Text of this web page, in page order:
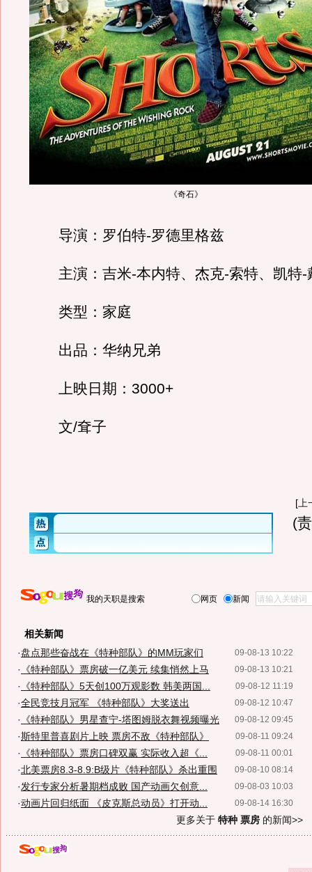
《奇石》
导演：罗伯特-罗德里格兹
主演：吉米-本内特、杰克-索特、凯特-
类型：家庭
出品：华纳兄弟
上映日期：3000+
文/耷子
[上
(
我的天职是搜索 网页 新闻
相关新闻
09-08-13 10:22
·盘点那些奋战在《特种部队》的MM玩家们
09-08-13 10:21
· 《特种部队》票房破一亿美元 续集悄然上马
09-08-12 11:19
· 《特种部队》5天创100万观影数 韩美两国...
09-08-12 10:47
·全民竞技月冠军 《特种部队》大奖送出
09-08-12 09:45
· 《特种部队》男星查宁-塔图姆脱衣舞视频曝光
09-08-11 09:24
·斯特里普喜剧片上映 票房不敌《特种部队》
09-08-11 00:01
· 《特种部队》票房口碑双赢 实际收入超《...
09-08-10 08:14
·北美票房8.3-8.9:B级片《特种部队》杀出重围
09-08-03 10:03
·发行专家分析暑期档成败 国产动画欠创意...
09-08-14 16:30
·动画片回归纸面 《皮克斯总动员》打开动...
更多关于 特种 票房 的新闻>>